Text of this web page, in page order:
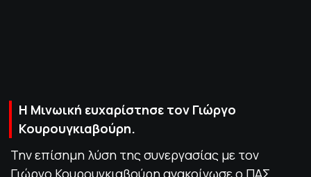
H Μινωική ευχαρίστησε τον Γιώργο
Κουρουγκιαβούρη.
Την επίσημη λύση της συνεργασίας με τον
Γιώργο Κουρουγκιαβούρη ανακοίνωσε ο ΠΑΣ